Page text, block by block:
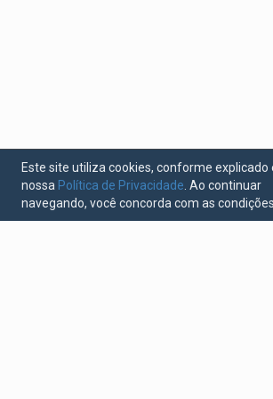
Este site utiliza cookies, conforme explicado
nossa Política de Privacidade . Ao continuar
navegando, você concorda com as condições.